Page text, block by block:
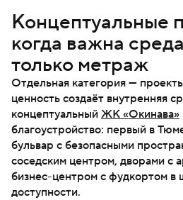
Концептуальные
когда важна
только метраж
Отдельная категория —
ценность создаёт внутренняя
концептуальный ЖК «Окинава»
благоустройство: первый в
бульвар с безопасными
соседским центром, дворами с
бизнес-центром с фудкортом в
доступности.